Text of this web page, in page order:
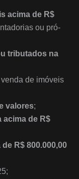
acima de R$
ou pró-
tributados na
de imóveis
valores;
acima de R$
R$ 800.000,00